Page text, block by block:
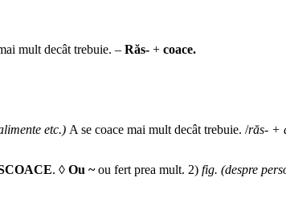
mult decât trebuie. – Răs- + coace.
etc.) A se coace mai mult decât trebuie. /răs- +
. ◊ Ou ~ou fert prea mult. 2) fig. (despre